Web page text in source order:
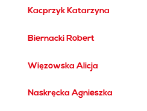
24.01.2025
Kacprzyk Katarzyna
22.01.2025
Biernacki Robert
05.12.2024
Więzowska Alicja
26.09.2024
Naskręcka Agnieszka